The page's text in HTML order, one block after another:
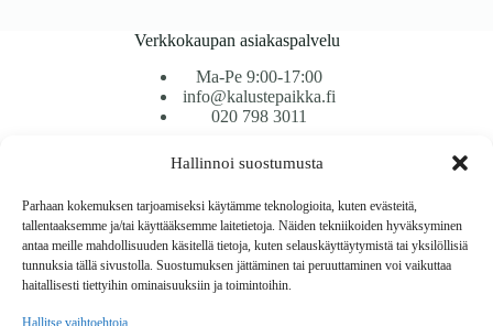
Hallinnoi suostumusta
Parhaan kokemuksen tarjoamiseksi käytämme teknologioita, kuten evästeitä,
tallentaaksemme ja/tai käyttääksemme laitetietoja. Näiden tekniikoiden hyväksyminen
antaa meille mahdollisuuden käsitellä tietoja, kuten selauskäyttäytymistä tai yksilöllisiä
tunnuksia tällä sivustolla. Suostumuksen jättäminen tai peruuttaminen voi vaikuttaa
haitallisesti tiettyihin ominaisuuksiin ja toimintoihin.
Hallitse vaihtoehtoja
Verkkokaupan asiakaspalvelu
Ma-Pe 9:00-17:00
info@kalustepaikka.fi
020 798 3011
Tavarantoimitus / Maksutavat
Toimitustavat
Maksutavat
Vaihto ja palautus
Reklamaatiot